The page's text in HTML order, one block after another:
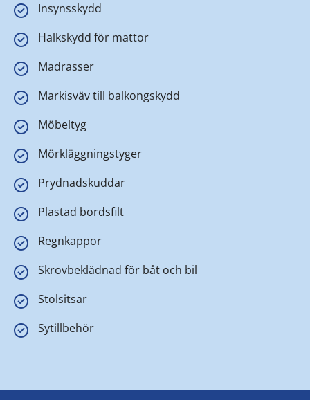
Insynsskydd
Halkskydd för mattor
Madrasser
Markisväv till balkongskydd
Möbeltyg
Mörkläggningstyger
Prydnadskuddar
Plastad bordsfilt
Regnkappor
Skrovbeklädnad för båt och bil
Stolsitsar
Sytillbehör